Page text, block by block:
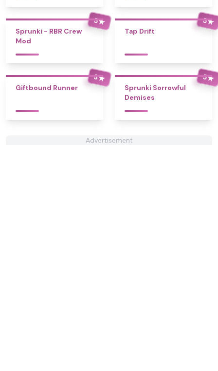
5★
Sprunki - RBR Crew
Mod
5★
Tap Drift
3★
Giftbound Runner
5★
Sprunki Sorrowful
Demises
Advertisement